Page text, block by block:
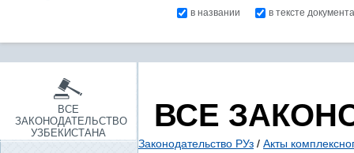
в названии в тексте документа
ВСЕ
ЗАКОНОДАТЕЛЬСТВО
УЗБЕКИСТАНА
ВСЕ
Законодательство РУз / Акты